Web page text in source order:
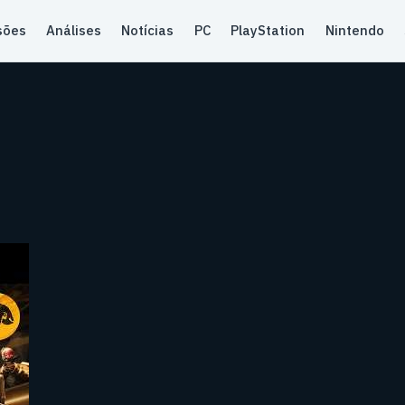
Análises Notícias PC PlayStation Nintendo